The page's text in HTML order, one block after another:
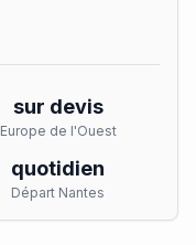
sur devis
Europe de l'Ouest
quotidien
Départ Nantes